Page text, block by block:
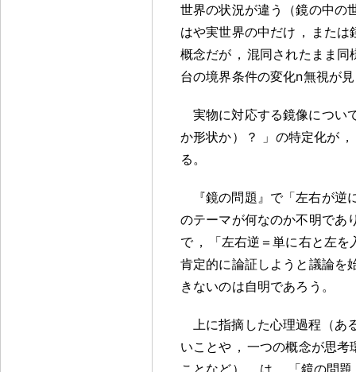
世界の状況が違う（鏡の中の
はや実世界の中だけ ， または
概念だが ， 混同されたまま同
台の境界条件の変化n無視が
実物に対応する鏡像につい
か形状か）
？ 」の特定化が ，
る 。
『鏡の問題』で「左右が逆
のテーマが何なのか不明であ
で ，
「左右逆＝単に右と左
肯定的に論証しようと議論を
きないのは自明であろう 。
上に指摘した心理過程（
いことや ， 一つの概念が思考
ことなど）
は 「鏡の問